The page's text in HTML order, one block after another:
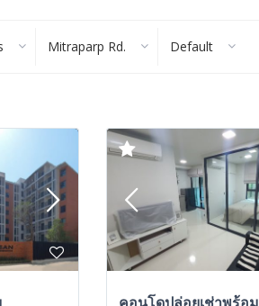
Mitraparp Rd. Default